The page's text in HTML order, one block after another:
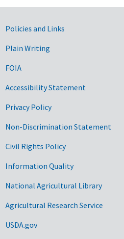
Government Links
Policies and Links
Plain Writing
FOIA
Accessibility Statement
Privacy Policy
Non-Discrimination Statement
Civil Rights Policy
Information Quality
National Agricultural Library
Agricultural Research Service
USDA.gov